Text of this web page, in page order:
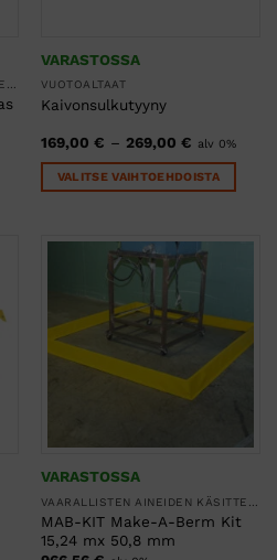
VAARALLISTEN AINEIDEN KÄSITTELY
VARASTOSSA
VUOTOALTAAT
Kaivonsulkutyyny
169,00 € – 269,00 €
-
269,00 €
alv 0%
VALITSE VAIHTOEHDOISTA
tehdä
valinnat
VARASTOSSA
MAB-KIT Make-A-Berm Kit
15,24 mx 50,8 mm